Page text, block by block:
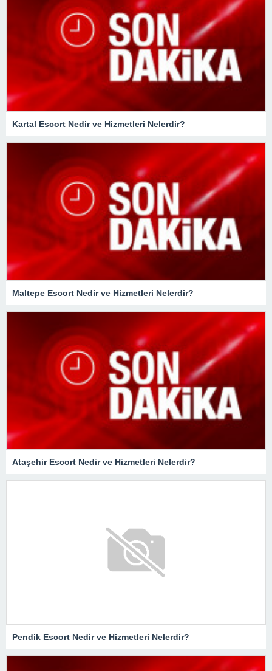
Kartal Escort Nedir ve Hizmetleri Nelerdir?
Maltepe Escort Nedir ve Hizmetleri Nelerdir?
Ataşehir Escort Nedir ve Hizmetleri Nelerdir?
Pendik Escort Nedir ve Hizmetleri Nelerdir?